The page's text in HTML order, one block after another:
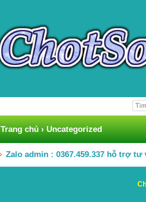
Trang chủ›Uncategorized
Zalo admin : 0367.459.337 hỗ trợ